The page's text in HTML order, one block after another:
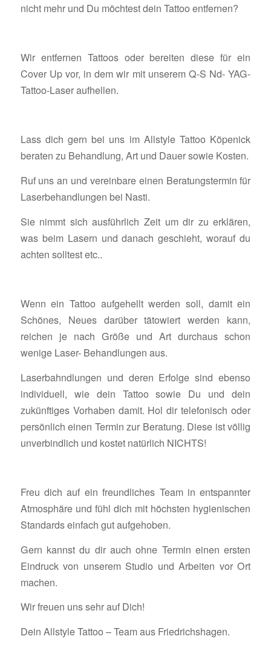
nicht mehr und Du möchtest dein Tattoo entfernen?
Wir entfernen Tattoos oder bereiten diese für ein
Cover Up vor, in dem wir mit unserem Q-S Nd- YAG-
Tattoo-Laser aufhellen.
Lass dich gern bei uns im Allstyle Tattoo Köpenick
beraten zu Behandlung, Art und Dauer sowie Kosten.
Ruf uns an und vereinbare einen Beratungstermin für
Laserbehandlungen bei Nasti.
Sie nimmt sich ausführlich Zeit um dir zu erklären,
was beim Lasern und danach geschieht, worauf du
achten solltest etc..
Wenn ein Tattoo aufgehellt werden soll, damit ein
Schönes, Neues darüber tätowiert werden kann,
reichen je nach Größe und Art durchaus schon
wenige Laser- Behandlungen aus.
Laserbahndlungen und deren Erfolge sind ebenso
individuell, wie dein Tattoo sowie Du und dein
zukünftiges Vorhaben damit. Hol dir telefonisch oder
persönlich einen Termin zur Beratung. Diese ist völlig
unverbindlich und kostet natürlich NICHTS!
Freu dich auf ein freundliches Team in entspannter
Atmosphäre und fühl dich mit höchsten hygienischen
Standards einfach gut aufgehoben.
Gern kannst du dir auch ohne Termin einen ersten
Eindruck von unserem Studio und Arbeiten vor Ort
machen.
Wir freuen uns sehr auf Dich!
Dein Allstyle Tattoo – Team aus Friedrichshagen.